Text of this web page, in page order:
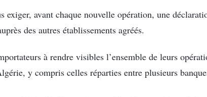
exiger, avant chaque nouvelle opération, une
des autres établissements agréés.
à rendre visibles l’ensemble de leurs
y compris celles réparties entre plusieurs